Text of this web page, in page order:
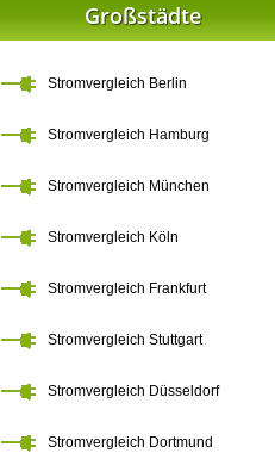
Großstädte
Stromvergleich Berlin
Stromvergleich Hamburg
Stromvergleich München
Stromvergleich Köln
Stromvergleich Frankfurt
Stromvergleich Stuttgart
Stromvergleich Düsseldorf
Stromvergleich Dortmund